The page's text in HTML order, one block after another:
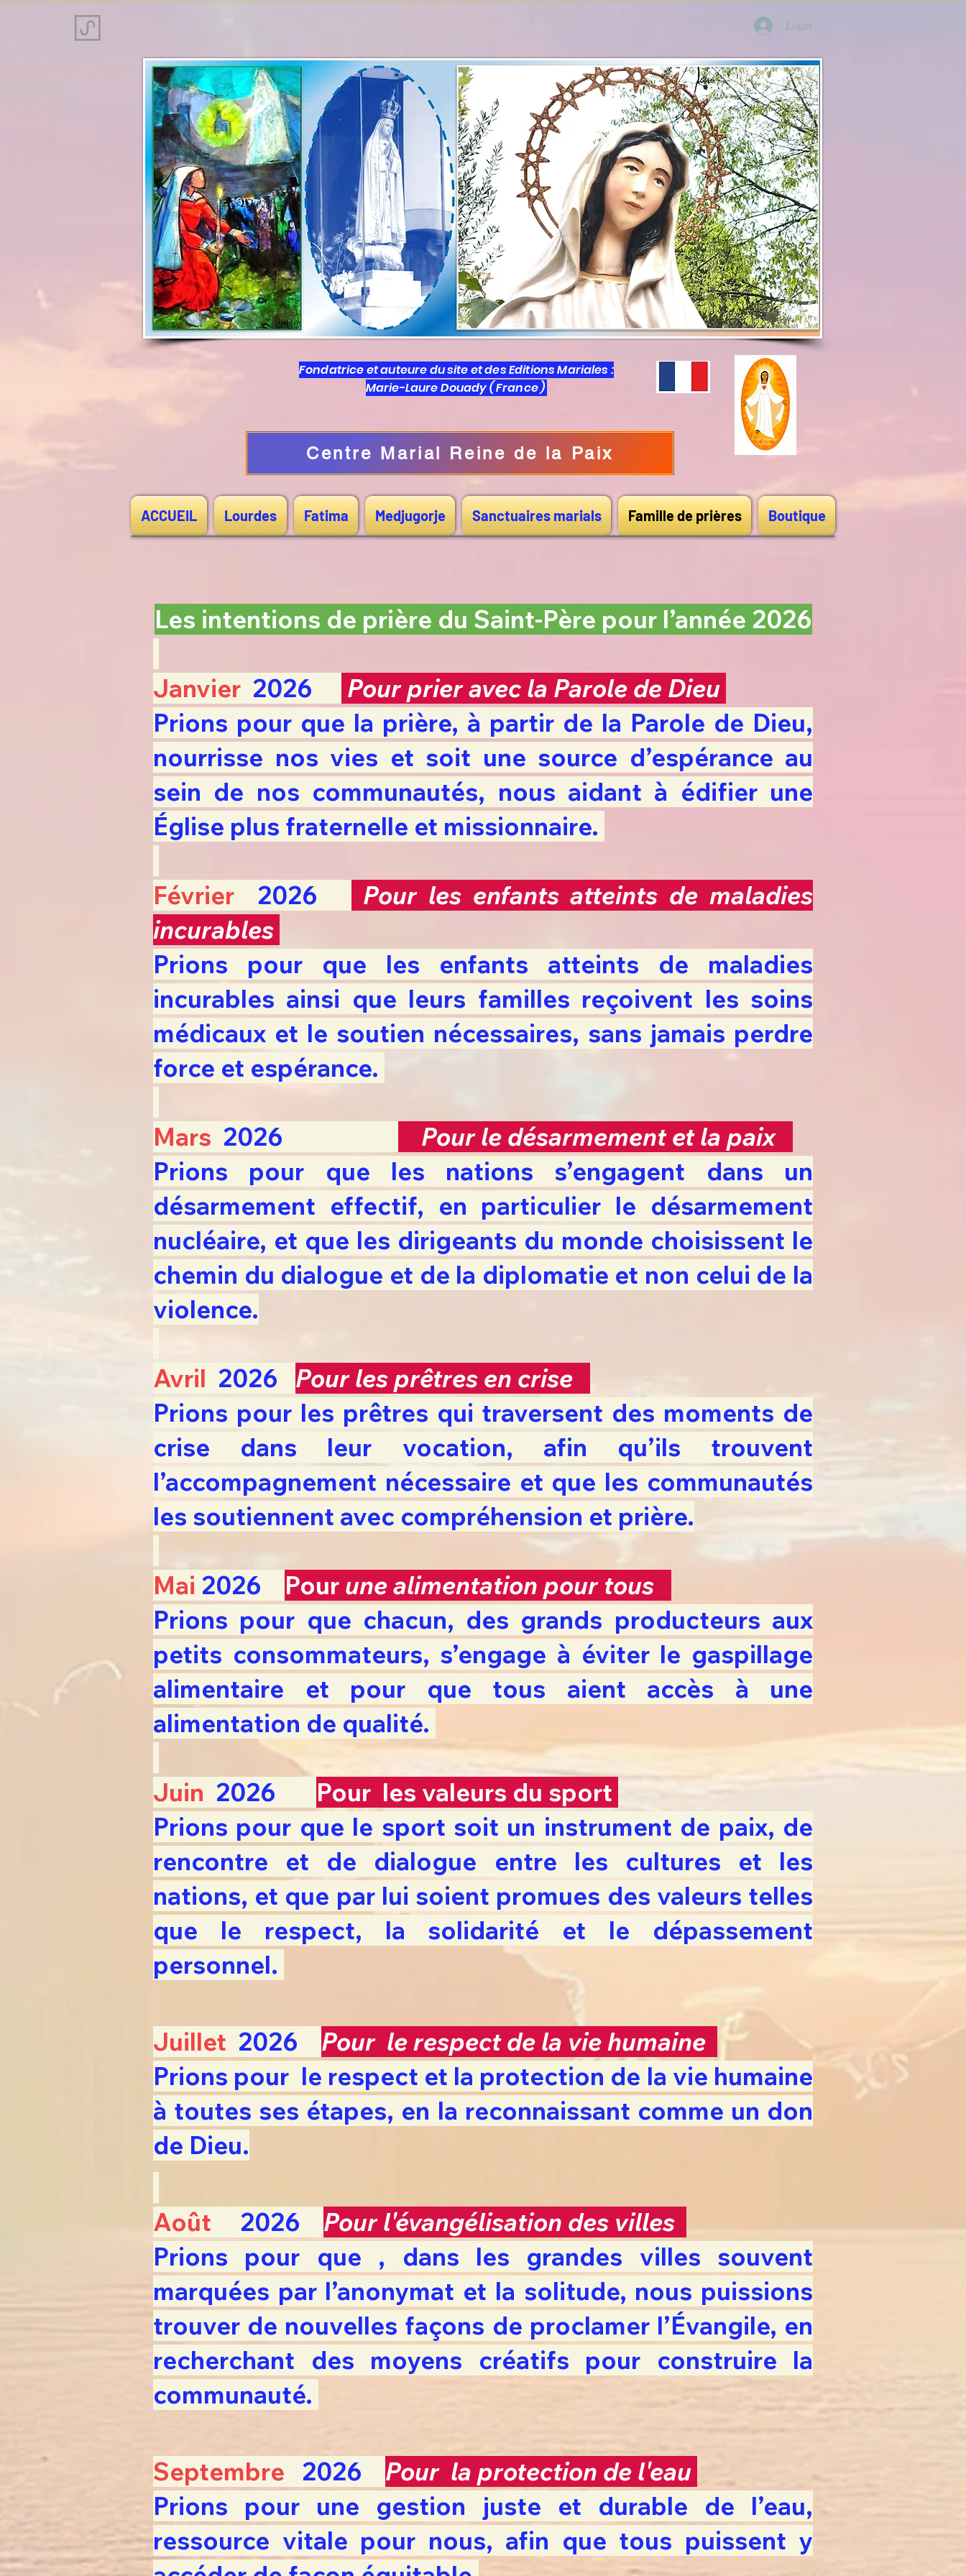
Login
Fondatrice et auteure du site et des Editions Mariales :
Marie-Laure Douady ( France )
Centre Marial Reine de la Paix
ACCUEIL Lourdes Fatima Medjugorje Sanctuaires marials Famille de prières Boutique
Les intentions de prière du Saint-Père pour l’année 2026
Janvier 2026
Pour prier avec la Parole de Dieu
Prions pour que la prière, à partir de la Parole de Dieu,
nourrisse nos vies et soit une source d’espérance au
sein de nos communautés, nous aidant à édifier une
Église plus fraternelle et missionnaire.
Février 2026 Pour les enfants atteints de maladies
incurables
Prions pour que les enfants atteints de maladies
incurables ainsi que leurs familles reçoivent les soins
médicaux et le soutien nécessaires, sans jamais perdre
force et espérance.
Mars 2026
Pour le désarmement et la paix
Prions pour que les nations s’engagent dans un
désarmement effectif, en particulier le désarmement
nucléaire, et que les dirigeants du monde choisissent le
chemin du dialogue et de la diplomatie et non celui de la
violence.
Avril 2026 Pour les prêtres en crise
Prions pour les prêtres qui traversent des moments de
crise dans leur vocation, afin qu’ils trouvent
l’accompagnement nécessaire et que les communautés
les soutiennent avec compréhension et prière.
Mai 2026 Pour une alimentation pour tous
Prions pour que chacun, des grands producteurs aux
petits consommateurs, s’engage à éviter le gaspillage
alimentaire et pour que tous aient accès à une
alimentation de qualité.
Juin 2026 Pour les valeurs du sport
Prions pour que le sport soit un instrument de paix, de
rencontre et de dialogue entre les cultures et les
nations, et que par lui soient promues des valeurs telles
que le respect, la solidarité et le dépassement
personnel.
Juillet 2026 Pour le respect de la vie humaine
Prions pour le respect et la protection de la vie humaine
à toutes ses étapes, en la reconnaissant comme un don
de Dieu.
Août 2026 Pour l'évangélisation des villes
Prions pour que , dans les grandes villes souvent
marquées par l’anonymat et la solitude, nous puissions
trouver de nouvelles façons de proclamer l’Évangile, en
recherchant des moyens créatifs pour construire la
communauté.
Septembre 2026 Pour la protection de l'eau
Prions pour une gestion juste et durable de l’eau,
ressource vitale pour nous, afin que tous puissent y